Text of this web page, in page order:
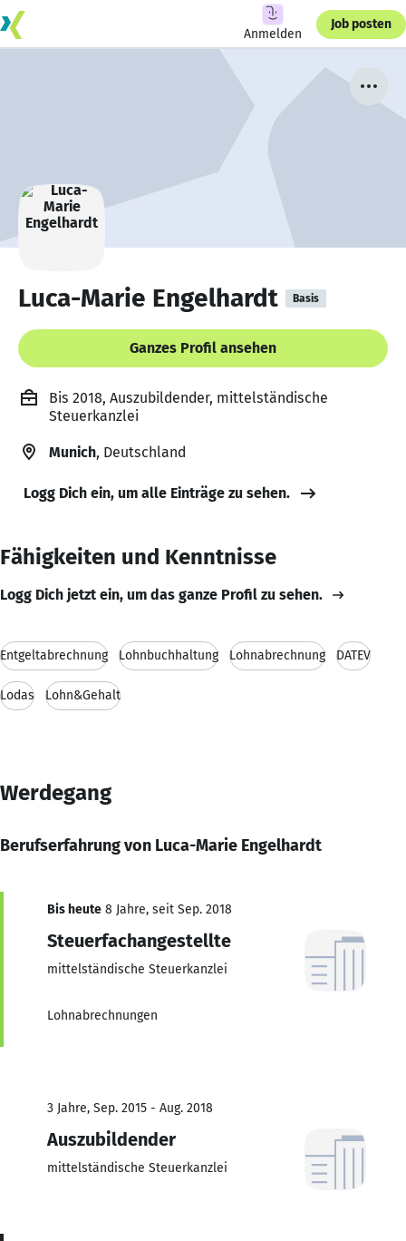
Anmelden
Job posten
Luca-Marie Engelhardt Basis
Ganzes Profil ansehen
Bis 2018, Auszubildender, mittelständische
Steuerkanzlei
Munich, Deutschland
Logg Dich ein, um alle Einträge zu sehen.
Fähigkeiten und Kenntnisse
Logg Dich jetzt ein, um das ganze Profil zu sehen.
Entgeltabrechnung Lohnbuchhaltung Lohnabrechnung DATEV
Lodas Lohn&Gehalt
Werdegang
Berufserfahrung von Luca-Marie Engelhardt
Bis heute 8 Jahre, seit Sep. 2018
Steuerfachangestellte
mittelständische Steuerkanzlei
Lohnabrechnungen
3 Jahre, Sep. 2015 - Aug. 2018
Auszubildender
mittelständische Steuerkanzlei